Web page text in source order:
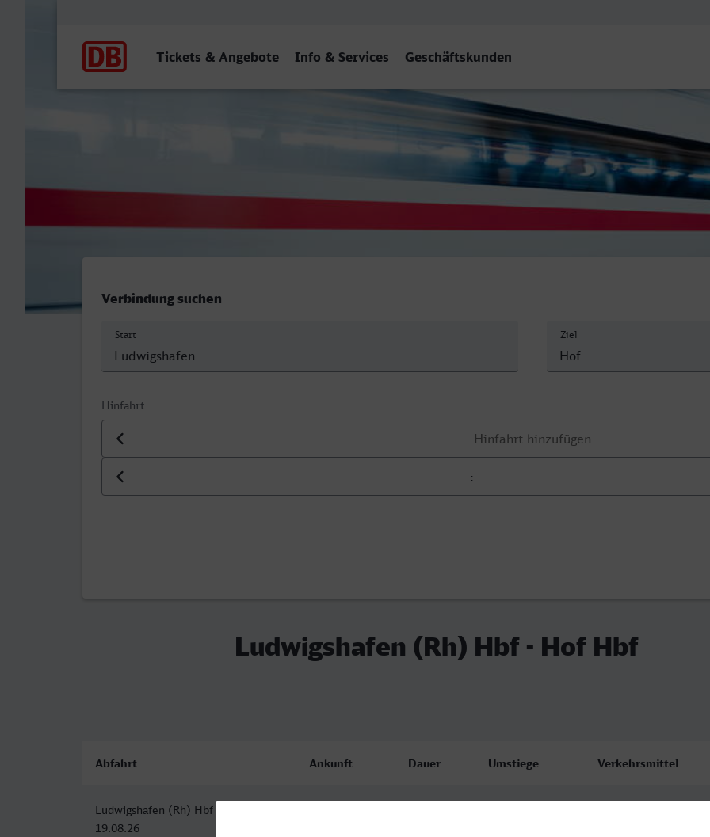
Tickets & Angebote Info & Services Geschäftskunden
Ludwigshafen (Rh) Hbf - Hof Hbf
Verbindung suchen
Start Ziel
Hinfahrt
Datum der Hinfahrt
Uhrzeit der Hinfahrt
Ludwigshafen (Rh) Hbf - Hof Hbf
Abfahrt Ankunft Dauer Umstiege Verkehrsmittel
Ludwigshafen (Rh) Hbf
19.08.26